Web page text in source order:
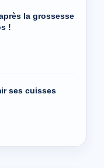
la grossesse
!
ses cuisses